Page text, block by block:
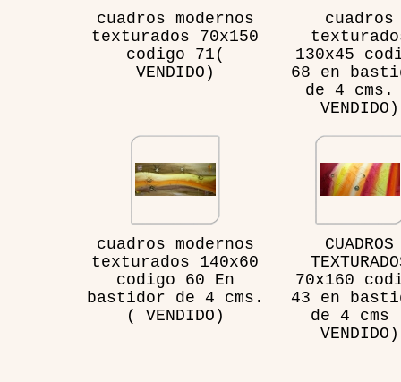
cuadros modernos
texturados 70x150
codigo 71(
VENDIDO)
cuadros
130x45
68 en
de 4
VENDIDO)
cuadros modernos
texturados 140x60
codigo 60 En
bastidor de 4 cms.
( VENDIDO)
CUADROS
70x160
43 en
de 4 cms
VENDIDO)